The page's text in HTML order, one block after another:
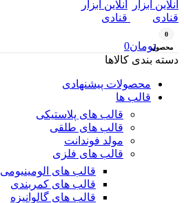
0
محصولتومان0
دسته بندی کالاها
محصولات پیشنهادی
قالب ها
قالب های پلاستیکی
قالب های طلقی
مولد فوندانت
قالب های فلزی
قالب های الومینیومی
قالب های کمربندی
قالب های گالوانیزه